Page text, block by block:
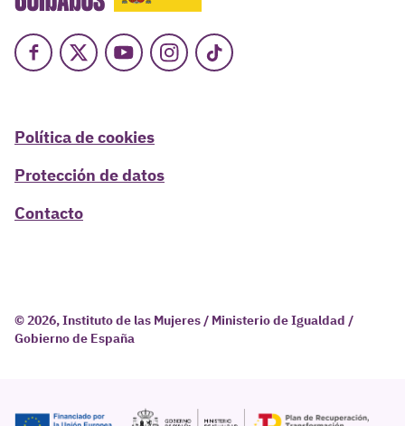
Facebook
X YoutubeInstagram
TikTok
Política de cookies
Protección de datos
Contacto
© 2026, Instituto de las Mujeres / Ministerio de Igualdad /
Gobierno de España